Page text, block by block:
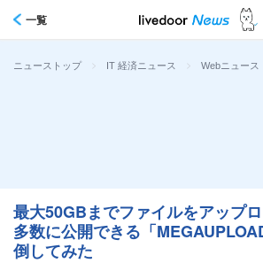
一覧
ニューストップ > IT 経済ニュース > Webニュース
最大50GBまでファイルをアップ
多数に公開できる「
倒してみた